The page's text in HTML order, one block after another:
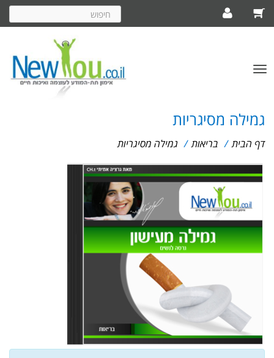
חיפוש
באתר
פתח/סגור
גמילה מסיגריות
דף הבית / בריאות / גמילה מסיגריות